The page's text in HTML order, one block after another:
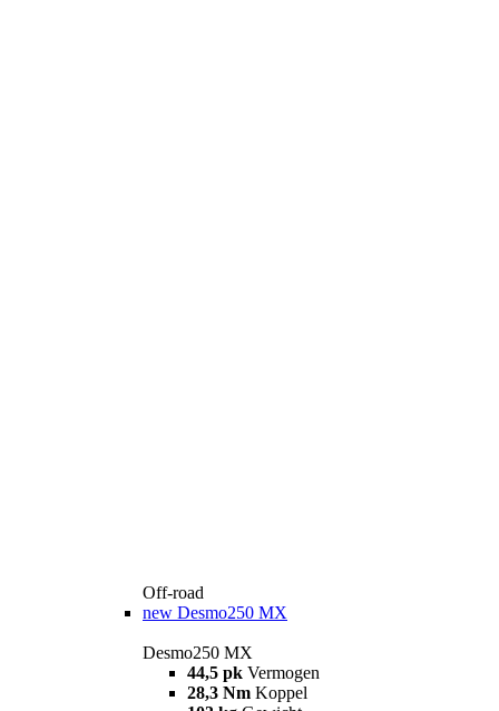
Off-road
new Desmo250 MX
Desmo250 MX
44,5 pk Vermogen
28,3 Nm Koppel